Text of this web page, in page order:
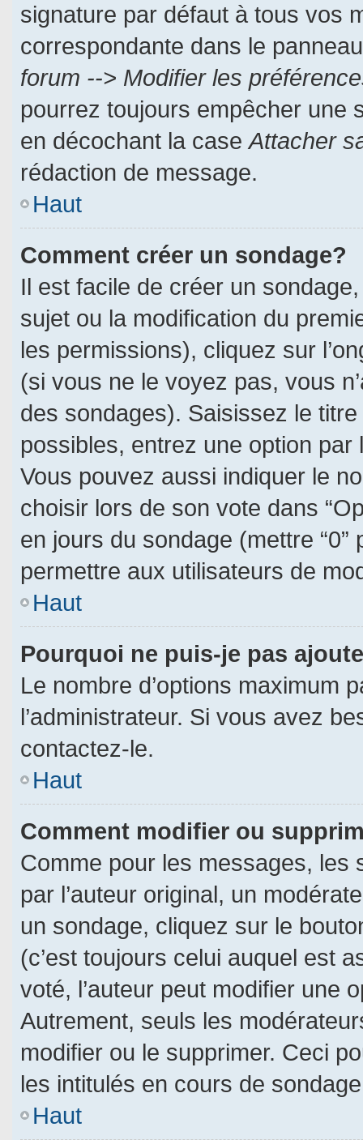
signature par défaut à tous vos
correspondante dans le
forum --> Modifier les
pourrez toujours empêcher une
en décochant la caseAttacher
rédaction de message.
Haut
Comment créer un sondage?
Il est facile de créer un
sujet ou la modification du
les permissions), cliquez sur
(si vous ne le voyez pas, vous
des sondages). Saisissez le
possibles, entrez une option
Vous pouvez aussi indiquer le
choisir lors de son vote dans
en jours du sondage (mettre
permettre aux utilisateurs de
Haut
Pourquoi ne puis-je pas
Le nombre d’options maximum
l’administrateur. Si vous avez
contactez-le.
Haut
Comment modifier ou
Comme pour les messages, les
par l’auteur original, un
un sondage, cliquez sur le
(c’est toujours celui auquel est
voté, l’auteur peut modifier une
Autrement, seuls les
modifier ou le supprimer. Ceci
les intitulés en cours de
Haut